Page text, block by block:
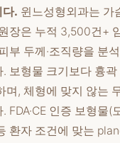
다. 윈느성형외과는 가
장은 누적 3,500건+
부 두께·조직량을 분
보형물 크기보다 흉곽
며, 체형에 맞지 않는
FDA·CE 인증 보형물(
환자 조건에 맞는